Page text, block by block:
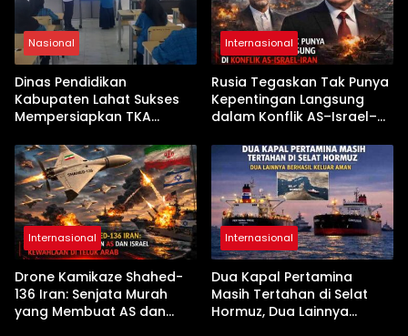
Nasional
Dinas Pendidikan
Kabupaten Lahat Sukses
Mempersiapkan TKA
Pembekalan Latihan Soal
Tanpa Internet
Internasional
Rusia Tegaskan Tak Punya
Kepentingan Langsung
dalam Konflik AS–Israel–
Internasional
Drone Kamikaze Shahed-
136 Iran: Senjata Murah
yang Membuat AS dan
Internasional
Dua Kapal Pertamina
Masih Tertahan di Selat
Hormuz, Dua Lainnya